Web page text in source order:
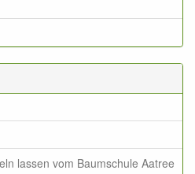
lassen vom Baumschule Aatree